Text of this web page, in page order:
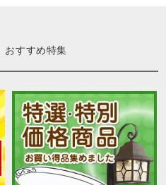
おすすめ特集